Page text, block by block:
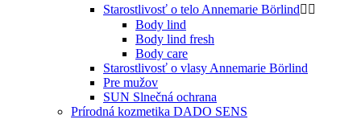
Starostlivosť o telo Annemarie Börlind 
Body lind
Body lind fresh
Body care
Starostlivosť o vlasy Annemarie Börlind
Pre mužov
SUN Slnečná ochrana
Prírodná kozmetika DADO SENS